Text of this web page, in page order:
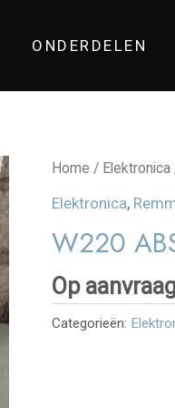
ONDERDELEN
Home / Elektronica
Elektronica,
W220
Op
Categorieën: